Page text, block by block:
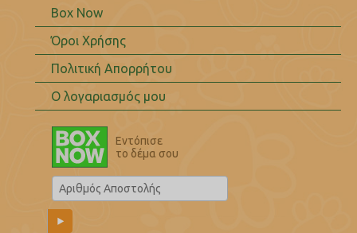
Box Now
Όροι Χρήσης
Πολιτική Απορρήτου
Ο λογαριασμός μου
Εντόπισε
το δέμα σου